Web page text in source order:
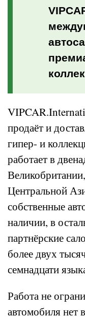
продаёт и
гипер- и
работает в
Центральной
собственные
наличии, в
партнёрские
более двух
семнадцати
Работа не
автомобиля нет